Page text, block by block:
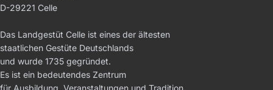
D-29221 Celle
Das Landgestüt Celle ist eines der ältesten
staatlichen Gestüte Deutschlands
und wurde 1735 gegründet.
Es ist ein bedeutendes Zentrum
für Ausbildung, Veranstaltungen und Tradition.